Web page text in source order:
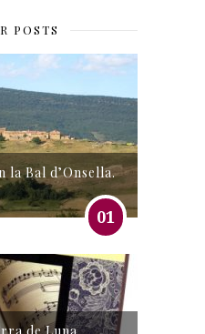
POSTS
la Bal d’Onsella.
01